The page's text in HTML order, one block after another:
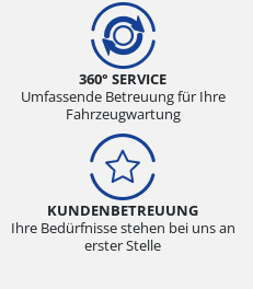
360° SERVICE
Umfassende Betreuung für Ihre
Fahrzeugwartung
KUNDENBETREUUNG
Ihre Bedürfnisse stehen bei uns an
erster Stelle